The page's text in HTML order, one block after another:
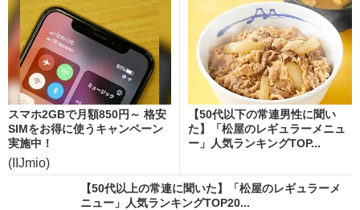
スマホ2GBで月額850円～ 格安
SIMをお得に使うキャンペーン
実施中！
(IIJmio)
【50代以下の常連男性に聞い
た】「松屋のレギュラーメニュ
ー」人気ランキングTOP...
【50代以上の常連に聞いた】「松屋のレギュラーメ
ニュー」人気ランキングTOP20...